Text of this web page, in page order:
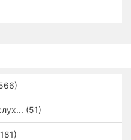
(51)